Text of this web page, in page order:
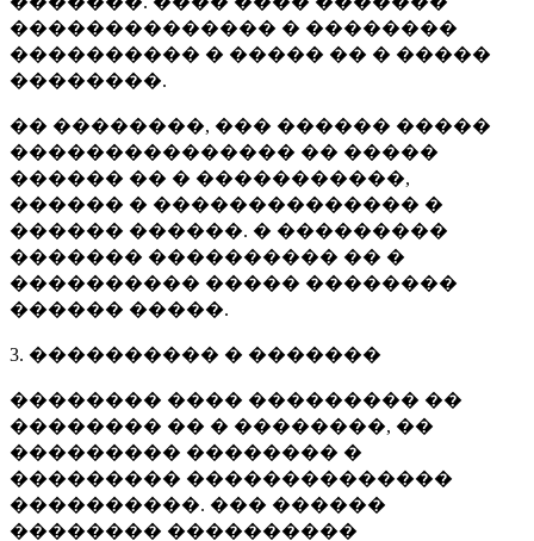
�������������� � ��������
���������� � ����� �� � �����
��������.
�� ��������, ��� ������ �����
��������������� �� �����
������ �� � �����������,
������ � �������������� �
������ ������. � ���������
������� ���������� �� �
���������� ����� ��������
������ �����.
3. ���������� � �������
�������� ���� ��������� ��
�������� �� � ��������, ��
��������� �������� �
��������� ��������������
����������. ��� ������
�������� ����������